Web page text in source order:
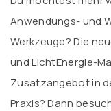
Anwendungs- und
Werkzeuge? Die
und LichtEnergie-
Zusatzangebot in
Praxis? Dann